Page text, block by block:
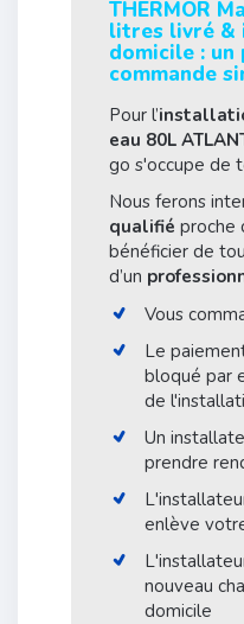
THERMOR
litres livré &
domicile : un
commande
Pour l’
eau 80L
go s'occupe de
Nous ferons
qualifié proche
bénéficier de
d’un
Vous
Le
bloqué par
de
Un
prendre
enlève
nouveau
domicile